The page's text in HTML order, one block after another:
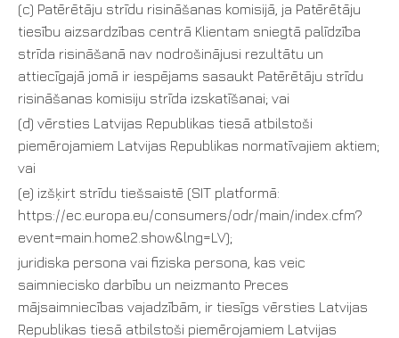
(c) Patērētāju strīdu risināšanas komisijā, ja Patērētāju
tiesību aizsardzības centrā Klientam sniegtā palīdzība
strīda risināšanā nav nodrošinājusi rezultātu un
attiecīgajā jomā ir iespējams sasaukt Patērētāju strīdu
risināšanas komisiju strīda izskatīšanai; vai
(d) vērsties Latvijas Republikas tiesā atbilstoši
piemērojamiem Latvijas Republikas normatīvajiem aktiem;
vai
(e) izšķirt strīdu tiešsaistē (SIT platformā:
https://ec.europa.eu/consumers/odr/main/index.cfm?
event=main.home2.show&lng=LV);
juridiska persona vai fiziska persona, kas veic
saimniecisko darbību un neizmanto Preces
mājsaimniecības vajadzībām, ir tiesīgs vērsties Latvijas
Republikas tiesā atbilstoši piemērojamiem Latvijas